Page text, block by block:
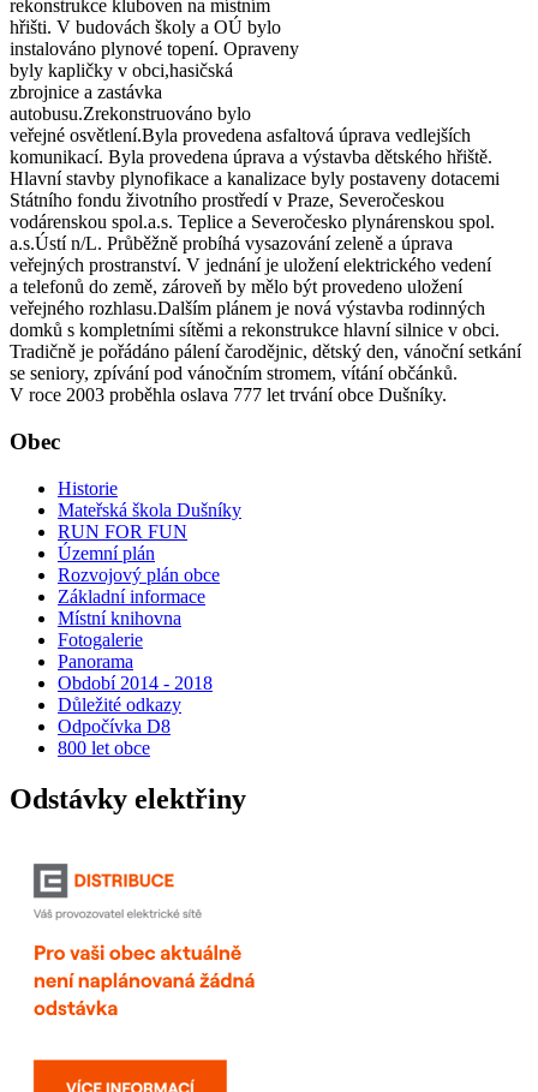
rekonstrukce kluboven na místním
hřišti. V budovách školy a OÚ bylo
instalováno plynové topení. Opraveny
byly kapličky v obci,hasičská
zbrojnice a zastávka
autobusu.Zrekonstruováno bylo
veřejné osvětlení.Byla provedena asfaltová úprava vedlejších
komunikací. Byla provedena úprava a výstavba dětského hřiště.
Hlavní stavby plynofikace a kanalizace byly postaveny dotacemi
Státního fondu životního prostředí v Praze, Severočeskou
vodárenskou spol.a.s. Teplice a Severočesko plynárenskou spol.
a.s.Ústí n/L. Průběžně probíhá vysazování zeleně a úprava
veřejných prostranství. V jednání je uložení elektrického vedení
a telefonů do země, zároveň by mělo být provedeno uložení
veřejného rozhlasu.Dalším plánem je nová výstavba rodinných
domků s kompletními sítěmi a rekonstrukce hlavní silnice v obci.
Tradičně je pořádáno pálení čarodějnic, dětský den, vánoční setkání
se seniory, zpívání pod vánočním stromem, vítání občánků.
V roce 2003 proběhla oslava 777 let trvání obce Dušníky.
Obec
Historie
Mateřská škola Dušníky
RUN FOR FUN
Územní plán
Rozvojový plán obce
Základní informace
Místní knihovna
Fotogalerie
Panorama
Období 2014 - 2018
Důležité odkazy
Odpočívka D8
800 let obce
Odstávky elektřiny